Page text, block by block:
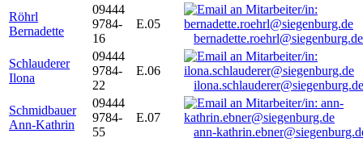
Röhrl
Bernadette
09444
9784-
16
E.05
bernadette.roehrl@siegenburg.de
Schlauderer
Ilona
09444
9784-
22
E.06
ilona.schlauderer@siegenburg.de
Schmidbauer
Ann-Kathrin
09444
9784-
55
E.07
ann-